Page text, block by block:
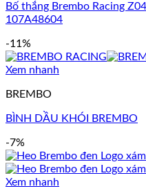
Bố thắng Brembo Racing
107A48604
-11%
Xem nhanh
BREMBO
BÌNH DẦU KHÓI BREMBO
-7%
Xem nhanh